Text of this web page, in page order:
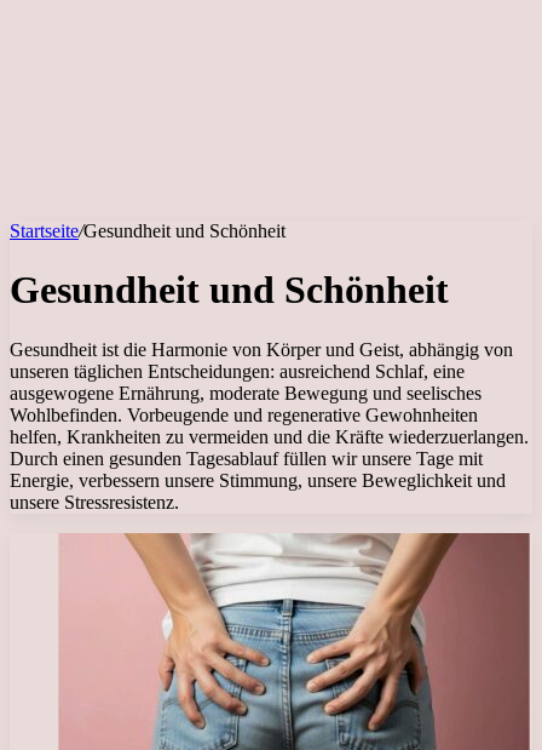
Startseite/Gesundheit und Schönheit
Gesundheit und Schönheit
Gesundheit ist die Harmonie von Körper und Geist, abhängig von
unseren täglichen Entscheidungen: ausreichend Schlaf, eine
ausgewogene Ernährung, moderate Bewegung und seelisches
Wohlbefinden. Vorbeugende und regenerative Gewohnheiten
helfen, Krankheiten zu vermeiden und die Kräfte wiederzuerlangen.
Durch einen gesunden Tagesablauf füllen wir unsere Tage mit
Energie, verbessern unsere Stimmung, unsere Beweglichkeit und
unsere Stressresistenz.